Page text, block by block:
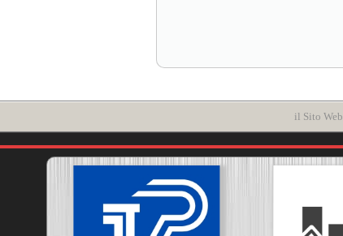
il Sito Web